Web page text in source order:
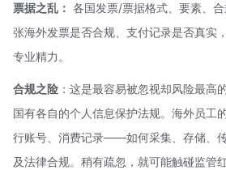
票据之乱： 各国发票/票据格式、要素、
张海外发票是否合规、支付记录是否真实
专业精力。
合规之险 ：这是最容易被忽视却风险最高
国有各自的个人信息保护法规。海外员
行账号、消费记录——如何采集、存储、
及法律合规。稍有疏忽，就可能触碰监管红